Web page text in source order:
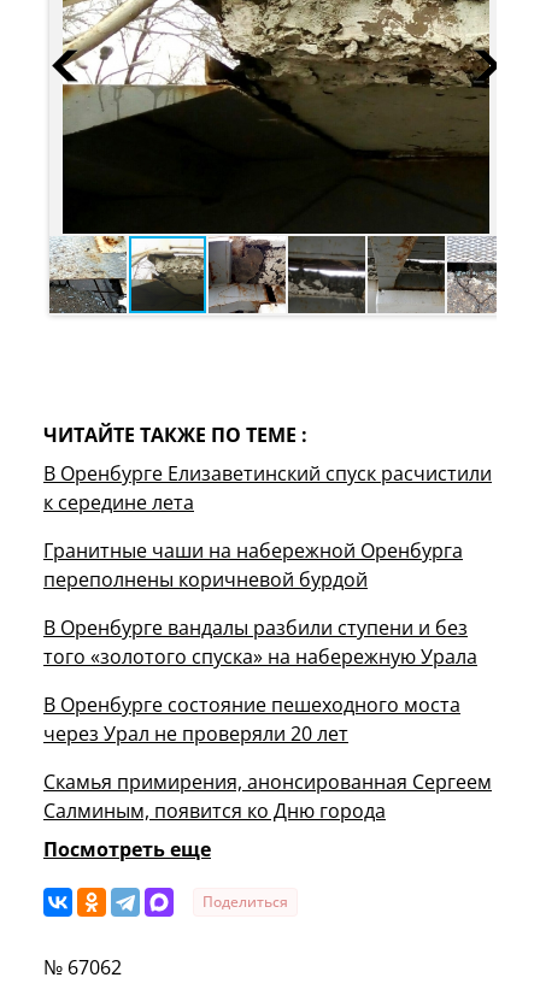
ЧИТАЙТЕ ТАКЖЕ ПО ТЕМЕ :
В Оренбурге Елизаветинский спуск расчистили
к середине лета
Гранитные чаши на набережной Оренбурга
переполнены коричневой бурдой
В Оренбурге вандалы разбили ступени и без
того «золотого спуска» на набережную Урала
В Оренбурге состояние пешеходного моста
через Урал не проверяли 20 лет
Скамья примирения, анонсированная Сергеем
Салминым, появится ко Дню города
Посмотреть еще
Поделиться
№ 67062